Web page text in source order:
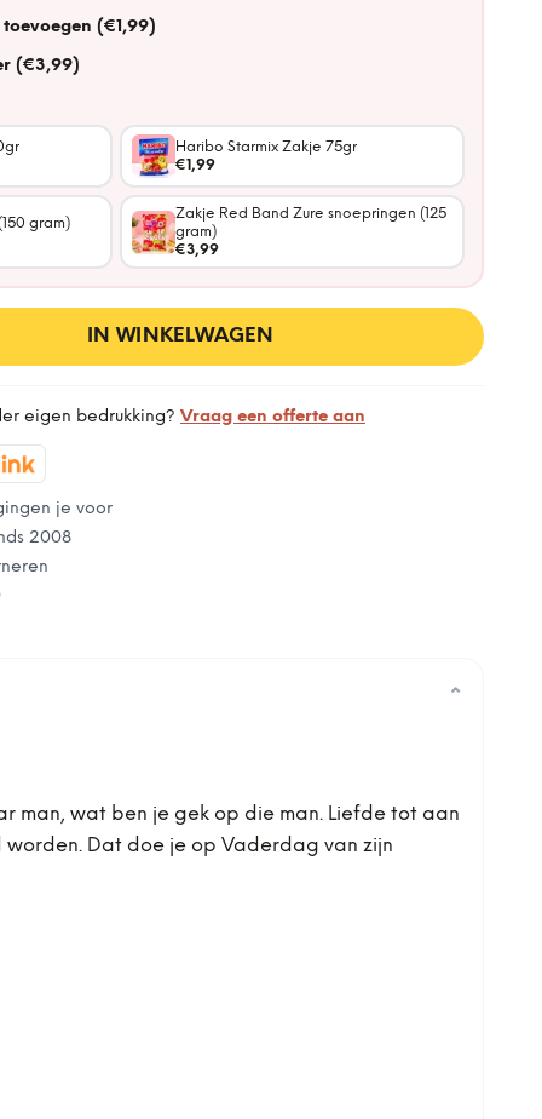
(€1,99)
(€3,99)
Haribo Starmix Zakje 75gr
€1,99
gram)
Zakje Red Band Zure snoepringen (125
gram)
€3,99
IN WINKELWAGEN
eigen bedrukking? Vraag een offerte aan
je voor
2008
⌄
man, wat ben je gek op die man. Liefde tot aan
worden. Dat doe je op Vaderdag van zijn